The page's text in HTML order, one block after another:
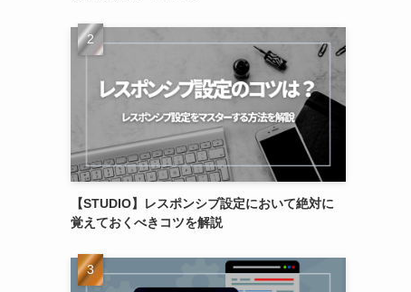
【STUDIO】レスポンシブ設定において絶対に
覚えておくべきコツを解説